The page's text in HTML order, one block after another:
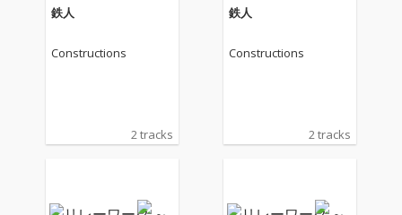
鉄人
Constructions
2 tracks
鉄人
Constructions
2 tracks